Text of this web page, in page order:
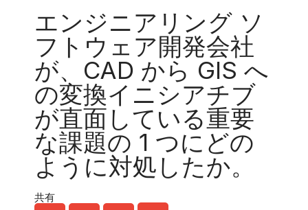
エンジニアリング ソ
フトウェア開発会社
が、CAD から GIS へ
の変換イニシアチブ
が直面している重要
な課題の 1 つにどの
ように対処したか。
共有